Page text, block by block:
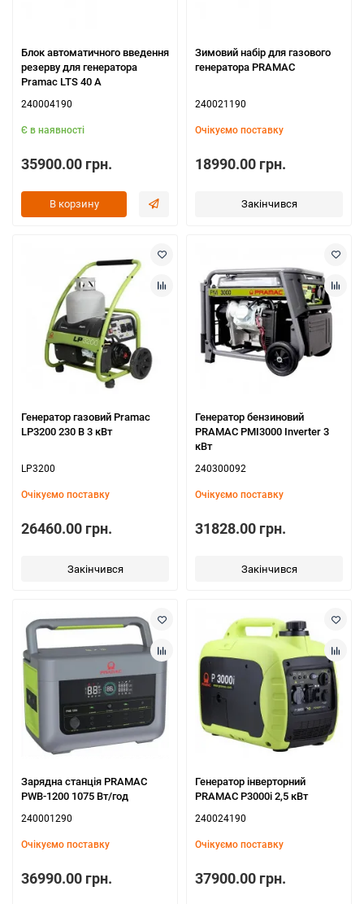
Блок автоматичного введення
резерву для генератора
Pramac LTS 40 A
240004190
Є в наявності
35900.00 грн.
В корзину
Зимовий набір для газового
генератора PRAMAC
240021190
Очікуємо поставку
18990.00 грн.
Закінчився
Генератор газовий Pramac
LP3200 230 В 3 кВт
LP3200
Очікуємо поставку
26460.00 грн.
Закінчився
Генератор бензиновий
PRAMAC PMI3000 Inverter 3
кВт
240300092
Очікуємо поставку
31828.00 грн.
Закінчився
Зарядна станція PRAMAC
PWB-1200 1075 Вт/год
240001290
Очікуємо поставку
36990.00 грн.
Генератор інверторний
PRAMAC P3000i 2,5 кВт
240024190
Очікуємо поставку
37900.00 грн.